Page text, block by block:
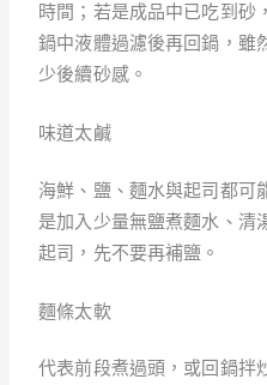
時間；若是成品中已吃到砂
鍋中液體過濾後再回鍋，雖
少後續砂感。
味道太鹹
海鮮、鹽、麵水與起司都可
是加入少量無鹽煮麵水、清
起司，先不要再補鹽。
麵條太軟
代表前段煮過頭，或回鍋拌